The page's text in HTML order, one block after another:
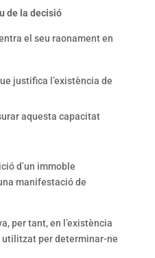
de la decisió
el seu raonament en
justifica l’existència de
aquesta capacitat
d’un immoble
manifestació de
per tant, en l’existència
per determinar-ne